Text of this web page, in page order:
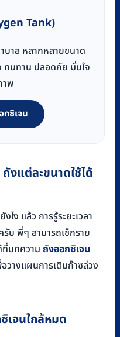
Tank)
บาล หลากหลายขนาด
นทาน ปลอดภัย มั่นใจ
พ
กซิเจน
แต่ละขนาดใช้ได้
ง แล้ว การรู้ระยะเวลา
บ พี่ๆ สามารถเช็กราย
ที่บทความ ถังออกซิเจน
อวางแผนการเติมก๊าซล่วง
เจนใกล้หมด